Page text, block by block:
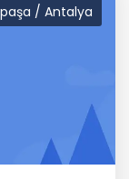
/ Antalya